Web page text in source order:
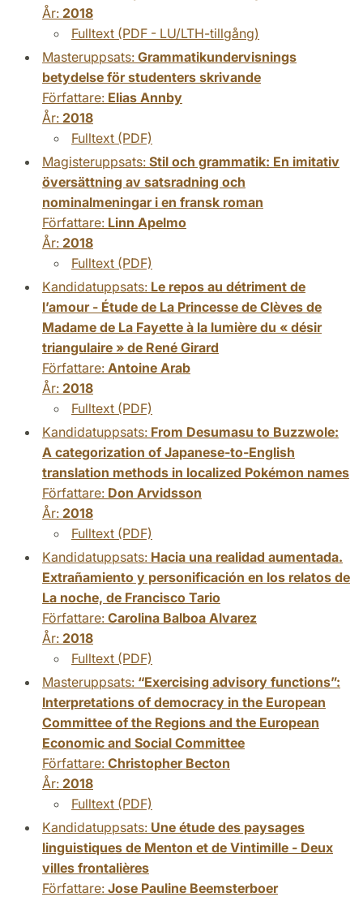
År: 2018
Fulltext (PDF - LU/LTH-tillgång)
Masteruppsats: Grammatikundervisnings
betydelse för studenters skrivande
Författare: Elias Annby
År: 2018
Fulltext (PDF)
Magisteruppsats: Stil och grammatik: En imitativ
översättning av satsradning och
nominalmeningar i en fransk roman
Författare: Linn Apelmo
År: 2018
Fulltext (PDF)
Kandidatuppsats: Le repos au détriment de
l’amour - Étude de La Princesse de Clèves de
Madame de La Fayette à la lumière du « désir
triangulaire » de René Girard
Författare: Antoine Arab
År: 2018
Fulltext (PDF)
Kandidatuppsats: From Desumasu to Buzzwole:
A categorization of Japanese-to-English
translation methods in localized Pokémon names
Författare: Don Arvidsson
År: 2018
Fulltext (PDF)
Kandidatuppsats: Hacia una realidad aumentada.
Extrañamiento y personificación en los relatos de
La noche, de Francisco Tario
Författare: Carolina Balboa Alvarez
År: 2018
Fulltext (PDF)
Masteruppsats: “Exercising advisory functions”:
Interpretations of democracy in the European
Committee of the Regions and the European
Economic and Social Committee
Författare: Christopher Becton
År: 2018
Fulltext (PDF)
Kandidatuppsats: Une étude des paysages
linguistiques de Menton et de Vintimille - Deux
villes frontalières
Författare: Jose Pauline Beemsterboer